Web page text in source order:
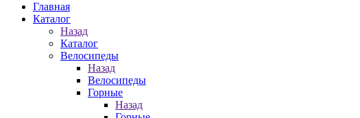
Главная
Каталог
Назад
Каталог
Велосипеды
Назад
Велосипеды
Горные
Назад